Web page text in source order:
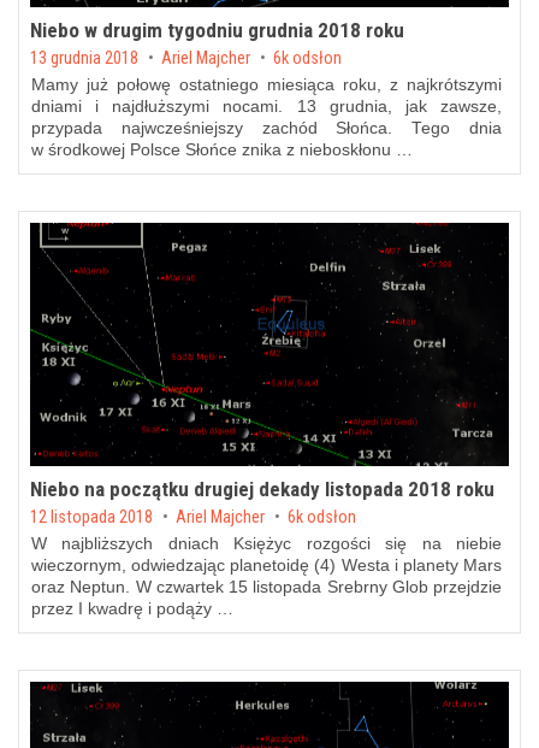
Niebo w drugim tygodniu grudnia 2018 roku
Posted on
13 grudnia 2018 by Ariel Majcher 6k odsłon
Mamy już połowę ostatniego miesiąca roku, z najkrótszymi
dniami i najdłuższymi nocami. 13 grudnia, jak zawsze,
przypada najwcześniejszy zachód Słońca. Tego dnia
w środkowej Polsce Słońce znika z nieboskłonu …
Niebo na początku drugiej dekady listopada 2018 roku
Posted on
12 listopada 2018 by Ariel Majcher 6k odsłon
W najbliższych dniach Księżyc rozgości się na niebie
wieczornym, odwiedzając planetoidę (4) Westa i planety Mars
oraz Neptun. W czwartek 15 listopada Srebrny Glob przejdzie
przez I kwadrę i podąży …